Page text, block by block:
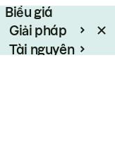
Biểu giá
Giải pháp
Tài nguyên